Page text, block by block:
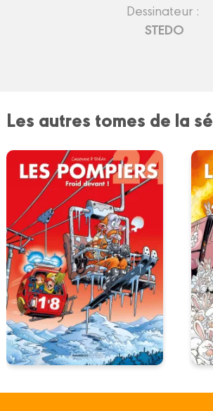
Dessinateur :
STEDO
Les autres tomes de la